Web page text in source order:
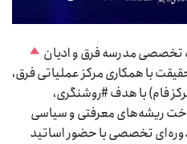
تخصصی مدرسه فرق و ادیان
با همکاری مرکز عملیاتی فرق،
فام) با هدف #روشنگری،
ریشه‌های معرفتی و سیاسی
تخصصی با حضور اساتید